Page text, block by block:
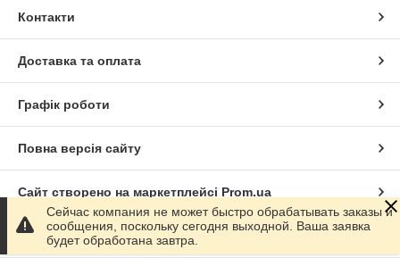
Контакти
Доставка та оплата
Графік роботи
Повна версія сайту
Сайт створено на маркетплейсі Prom.ua
Політика конфіденційності
Сейчас компания не может быстро обрабатывать заказы и
сообщения, поскольку сегодня выходной. Ваша заявка
будет обработана завтра.